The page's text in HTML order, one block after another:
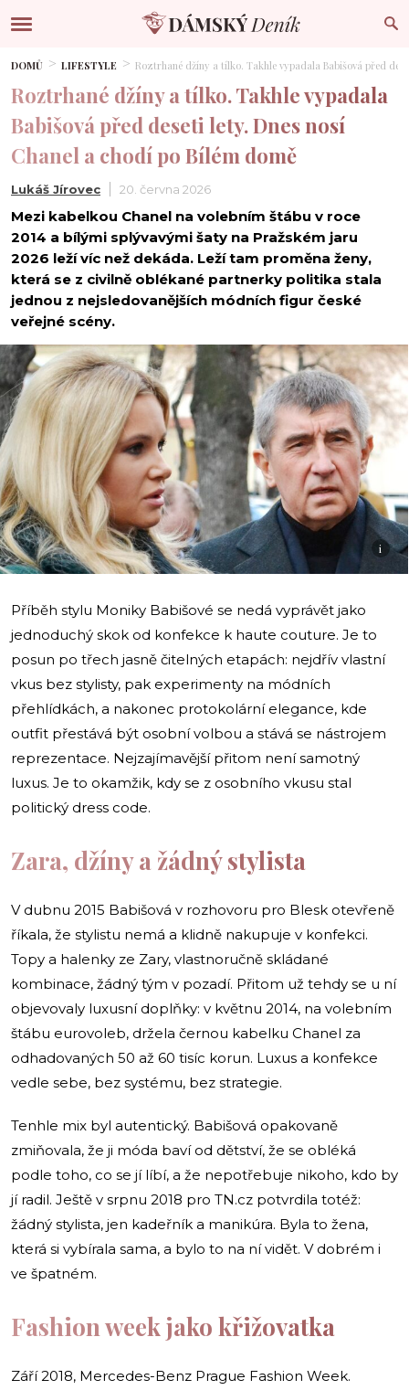
DOMŮ LIFESTYLE Roztrhané džíny a tílko. Takhle vypadala Babišová před
Roztrhané džíny a tílko. Takhle vypadala
Babišová před deseti lety. Dnes nosí
Chanel a chodí po Bílém domě
Lukáš Jírovec 20. června 2026
Mezi kabelkou Chanel na volebním štábu v roce
2014 a bílými splývavými šaty na Pražském jaru
2026 leží víc než dekáda. Leží tam proměna ženy,
která se z civilně oblékané partnerky politika stala
jednou z nejsledovanějších módních figur české
veřejné scény.
i
Příběh stylu Moniky Babišové se nedá vyprávět jako
jednoduchý skok od konfekce k haute couture. Je to
posun po třech jasně čitelných etapách: nejdřív vlastní
vkus bez stylisty, pak experimenty na módních
přehlídkách, a nakonec protokolární elegance, kde
outfit přestává být osobní volbou a stává se nástrojem
reprezentace. Nejzajímavější přitom není samotný
luxus. Je to okamžik, kdy se z osobního vkusu stal
politický dress code.
Zara, džíny a žádný stylista
V dubnu 2015 Babišová v rozhovoru pro Blesk otevřeně
říkala, že stylistu nemá a klidně nakupuje v konfekci.
Topy a halenky ze Zary, vlastnoručně skládané
kombinace, žádný tým v pozadí. Přitom už tehdy se u ní
objevovaly luxusní doplňky: v květnu 2014, na volebním
štábu eurovoleb, držela černou kabelku Chanel za
odhadovaných 50 až 60 tisíc korun. Luxus a konfekce
vedle sebe, bez systému, bez strategie.
Tenhle mix byl autentický. Babišová opakovaně
zmiňovala, že ji móda baví od dětství, že se obléká
podle toho, co se jí líbí, a že nepotřebuje nikoho, kdo by
jí radil. Ještě v srpnu 2018 pro TN.cz potvrdila totéž:
žádný stylista, jen kadeřník a manikúra. Byla to žena,
která si vybírala sama, a bylo to na ní vidět. V dobrém i
ve špatném.
Fashion week jako křižovatka
Září 2018, Mercedes-Benz Prague Fashion Week.